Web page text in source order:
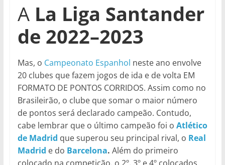
A La Liga Santander
de 2022–2023
Mas, o Campeonato Espanhol neste ano envolve
20 clubes que fazem jogos de ida e de volta EM
FORMATO DE PONTOS CORRIDOS. Assim como no
Brasileirão, o clube que somar o maior número
de pontos será declarado campeão. Contudo,
cabe lembrar que o último campeão foi o Atlético
de Madrid que superou seu principal rival, o Real
Madrid e do Barcelona. Além do primeiro